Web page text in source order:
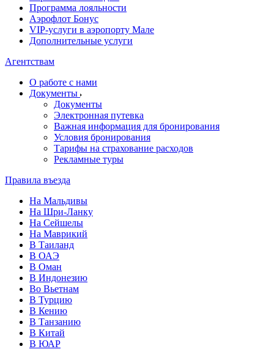
Программа лояльности
Аэрофлот Бонус
VIP-услуги в аэропорту Мале
Дополнительные услуги
Агентствам
О работе с нами
Документы
Документы
Электронная путевка
Важная информация для бронирования
Условия бронирования
Тарифы на страхование расходов
Рекламные туры
Правила въезда
На Мальдивы
На Шри-Ланку
На Сейшелы
На Маврикий
В Таиланд
В ОАЭ
В Оман
В Индонезию
Во Вьетнам
В Турцию
В Кению
В Танзанию
В Китай
В ЮАР